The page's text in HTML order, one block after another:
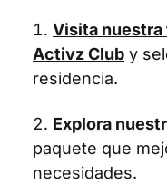
Visita nuestra
Activz Club y
residencia.
Explora
paquete que
necesidades.